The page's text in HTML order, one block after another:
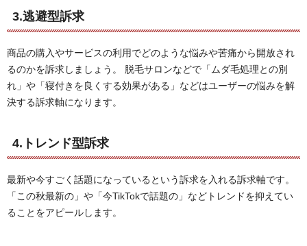
3.逃避型訴求
商品の購入やサービスの利用でどのような悩みや苦痛から開放され
るのかを訴求しましょう。 脱毛サロンなどで「ムダ毛処理との別
れ」や「寝付きを良くする効果がある」などはユーザーの悩みを解
決する訴求軸になります。
4.トレンド型訴求
最新や今すごく話題になっているという訴求を入れる訴求軸です。
「この秋最新の」や「今TikTokで話題の」などトレンドを抑えてい
ることをアピールします。